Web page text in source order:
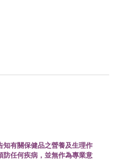
知有關保健品之營養及生理作
防任何疾病，並無作為專業意